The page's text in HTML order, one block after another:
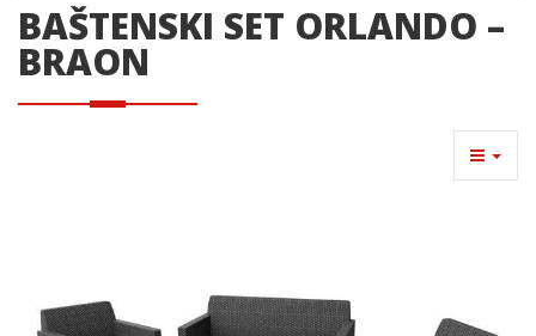
BAŠTENSKI SET ORLANDO –
BRAON